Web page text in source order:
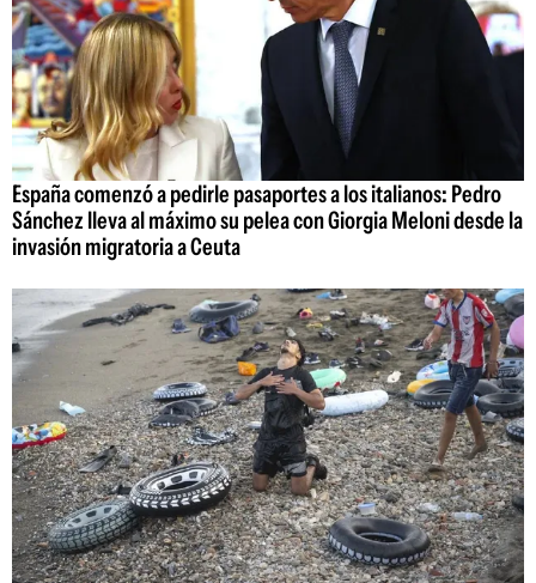
España comenzó a pedirle pasaportes a los italianos: Pedro
Sánchez lleva al máximo su pelea con Giorgia Meloni desde la
invasión migratoria a Ceuta